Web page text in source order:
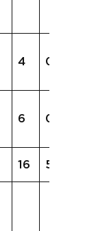
4 0.08mg
6 0.35mg
16 5.07mg